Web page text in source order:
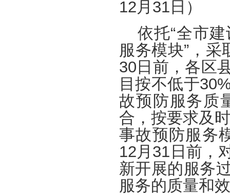
12月31日）
依托“全市
服务模块”，
30日前，各区
目按不低于
故预防服务质
合，按要求及
事故预防服务
12月31日前，
新开展的服务
服务的质量和